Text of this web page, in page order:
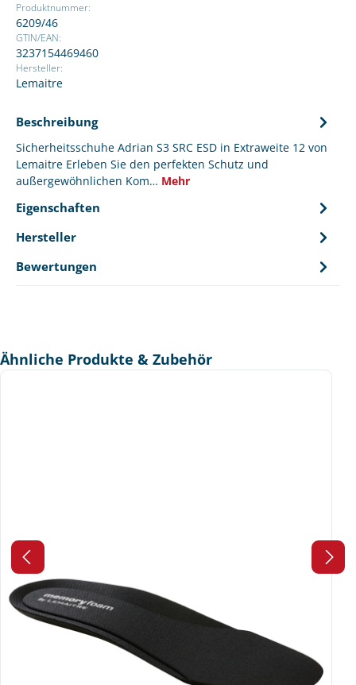
Produktnummer:
6209/46
GTIN/EAN:
3237154469460
Hersteller:
Lemaitre
Beschreibung
Sicherheitsschuhe Adrian S3 SRC ESD in Extraweite 12 von
Lemaitre Erleben Sie den perfekten Schutz und
außergewöhnlichen Kom… Mehr
Eigenschaften
Hersteller
Bewertungen
Produktgalerie überspringen
Ähnliche Produkte & Zubehör